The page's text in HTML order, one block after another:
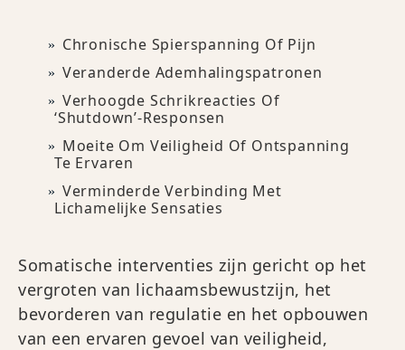
Chronische Spierspanning Of Pijn
Veranderde Ademhalingspatronen
Verhoogde Schrikreacties Of
‘shutdown’-Responsen
Moeite Om Veiligheid Of Ontspanning
Te Ervaren
Verminderde Verbinding Met
Lichamelijke Sensaties
Somatische interventies zijn gericht op het
vergroten van lichaamsbewustzijn, het
bevorderen van regulatie en het opbouwen
van een ervaren gevoel van veiligheid,